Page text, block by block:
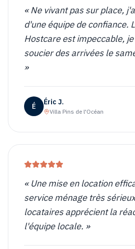
«Ne vivant pas sur place,
d'une équipe de confiance.
Hostcare est impeccable,
soucier des arrivées le
»
É Éric J.
Villa Pins de l'Océan
«Une mise en location
service ménage très
locataires apprécient la
l'équipe locale. »